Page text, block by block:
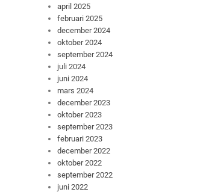
april 2025
februari 2025
december 2024
oktober 2024
september 2024
juli 2024
juni 2024
mars 2024
december 2023
oktober 2023
september 2023
februari 2023
december 2022
oktober 2022
september 2022
juni 2022